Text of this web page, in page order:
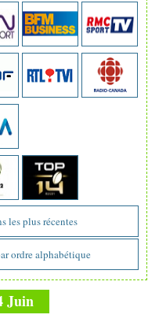
les plus récentes
ordre alphabétique
Juin